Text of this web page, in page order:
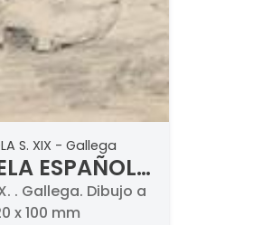
S. XIX - Gallega
ESPAÑOLA
. Gallega. Dibujo a
x 100 mm